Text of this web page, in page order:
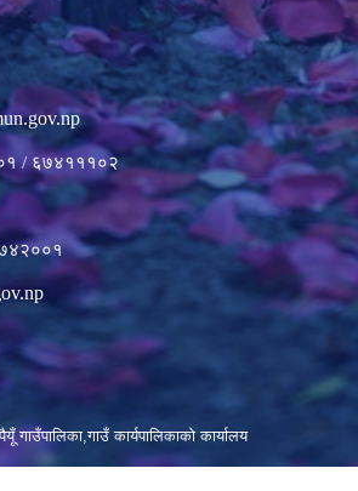
/ ६७४१११०२
कार्यपालिकाको कार्यालय